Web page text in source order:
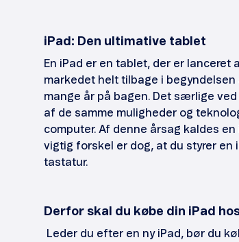
iPad: Den ultimative tablet
En iPad er en tablet, der er lanceret
markedet helt tilbage i
mange år på bagen. Det særlige
af de samme muligheder og
computer. Af denne årsag kaldes
vigtig forskel er dog, at du styrer
tastatur.
Derfor skal du købe din iPad
Leder du efter en ny iPad, bør du